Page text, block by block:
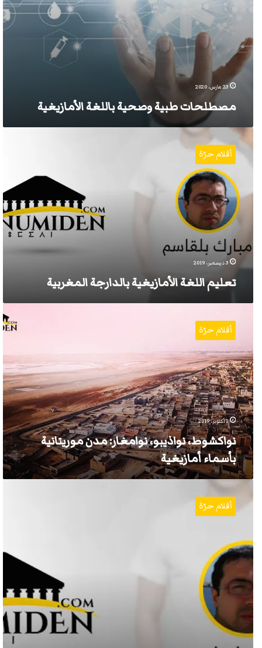
23 مارس، 2020
مصطلحات طبية وصحية باللغة الأمازيغية
تعليم
اللغة
الأمازيغية
بالدارجة
المغربية
أقلام حرّة
3 ديسمبر، 2019
تعليم اللغة الأمازيغية بالدارجة المغربية
نواذيبو،
نوامغار:
موريتانية
بأسماء
أمازيغية
أقلام حرّة
1 أكتوبر، 2019
نواكشوط، نواذيبو، نوامغار: مدن موريتانية
بأسماء أمازيغية
بدل
محاولة
التحكم
مصطلحاتك
الأمازيغية
أقلام حرّة